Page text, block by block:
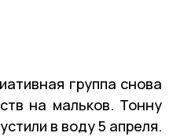
группа снова
на мальков. Тонну
в воду 5 апреля.